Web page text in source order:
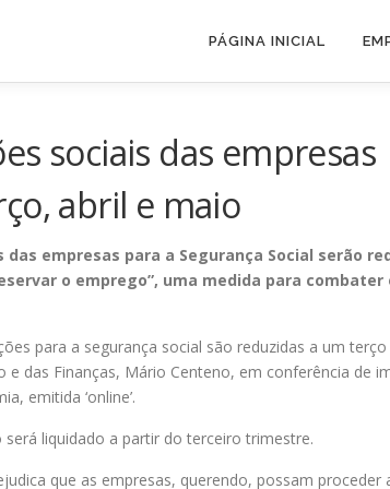
PÁGINA INICIAL
sociais das empresas
abril e maio
empresas para a Segurança Social serão
o emprego”, uma medida para
para a segurança social são reduzidas a um
das Finanças, Mário Centeno, em conferência de
emitida ‘online’.
liquidado a partir do terceiro trimestre.
que as empresas, querendo, possam proceder